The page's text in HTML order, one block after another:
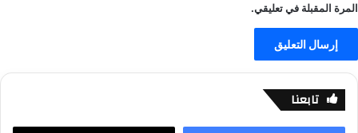
المرة المقبلة في تعليقي.
تابعنا